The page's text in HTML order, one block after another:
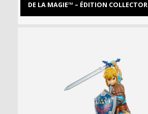
DE LA MAGIE™ – ÉDITION COLLECTOR